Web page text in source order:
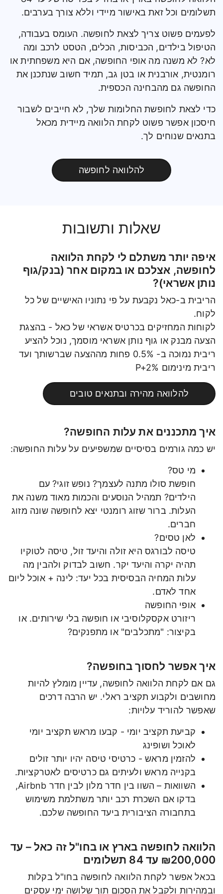
תשלומים וכל זאת באישור מיידי וללא צורך בערבים.
לפעמים פשוט צריך לצאת לחופשה. העומס בעבודה,
הטיפול בילדים, הכביסות, הכלים, הטסט לרכב ומה
לא? לא משנה מה אופי החופשה, אם היא משפחתית או
רומנטית, אורבנית או בטן גב, תמיד חשוב שנתכנן את
החופשה גם מהבחינה הכספית.
כדי לצאת לחופשת החלומות שלך, לא חייבים לשבור
חיסכון אפשר פשוט לקחת הלוואה מיידית מכאל
בתנאים שנוחים לך.
להלוואה לחופשה
שאלות ותשובות
איפה יותר משתלם לי לקחת הלוואה
לחופשה, אצלכם או במקום אחר (בנק/גוף
נותן אשראי)?
הריבית ב-כאל נקבעת על פי נתוניו האישיים של כל
לקוח.
לקוחות המחזיקים בכרטיס אשראי של כאל - בהצגת
הצעה מבנק או גוף נותן אשראי מוסמך, נוכל להציע
ריבית נמוכה ב- 0.5% פחות מההצעה שברשותך ועד
ריבית מינימום P+2%
להלוואה מהירה ובתנאים טובים
איך מתכננים את עלות החופשה?
יש כמה גורמים בסיסיים שמשפיעים על עלות החופשה:
מי טס?
חופשת סולו מתנה לעצמך? נופש זוגי? עם
הילדים? תמהיל הנוסעים והכמות מאוד משנה את
העלות. ברור שזוג רומנטי יצא לחופשה שונה מזוג
חברים.
לאן טסים?
טיסה לבורגס היא זולה והיעד זול, טיסה לטוקיו
תהיה יקרה והיעד יקר. חשוב לבדוק ולהבין מה
עלות המחיה הבסיסית בכל יעד: לינה + אוכל ליום
אחד לאדם.
אופי החופשה
ריזורט אקסקלוסיבי או חופשה בלי שירותים. או
בקיצור: "מתכלבים" או מתפנקים?
איך אפשר לחסוך בחופשה?
גם אם לקחת הלוואה לחופשה, עדיין מומלץ להיות
מחושבים ולקבוע תקציב ראלי. יש הרבה דרכים
שאפשר להוריד עלויות:
קביעת תקציב יומי - קבעו מראש תקציב יומי
לאוכל ושופינג
להזמין מראש - כרטיסי טיסה יהיו יותר זולים
בקנייה מראש ולעיתים גם כרטיסים לאטרקציות.
השוואות – השוו בין חדר מלון לבין חדר Airbnb,
בדקו אם השכרת רכב יותר משתלמת משימוש
בתחבורה הציבורית ביעד החופשה שלכם.
הלוואה לחופשה בארץ או בחו"ל זה כאל – עד
₪200,000 עד 84 תשלומים
בכאל אפשר לקחת הלוואה לחופשה בחו"ל בקלות
ובמהירות ולקבל את הסכום תוך שלושה ימי עסקים